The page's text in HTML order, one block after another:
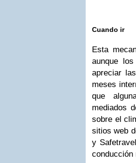
Cuando ir
Esta
aunque
apreciar
meses
que
mediados
sobre el
sitios web
y
conducción